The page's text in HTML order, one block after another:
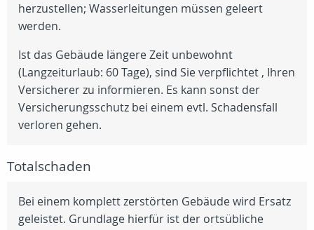
herzustellen; Wasserleitungen müssen geleert
werden.
Ist das Gebäude längere Zeit unbewohnt
(Langzeiturlaub: 60 Tage), sind Sie verpflichtet , Ihren
Versicherer zu informieren. Es kann sonst der
Versicherungsschutz bei einem evtl. Schadensfall
verloren gehen.
Totalschaden
Bei einem komplett zerstörten Gebäude wird Ersatz
geleistet. Grundlage hierfür ist der ortsübliche